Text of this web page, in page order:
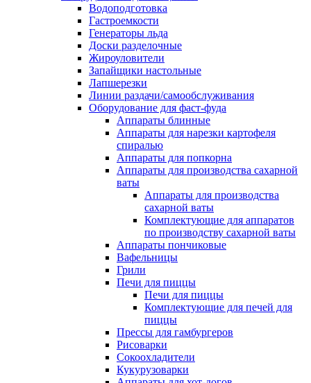
Водоподготовка
Гастроемкости
Генераторы льда
Доски разделочные
Жироуловители
Запайщики настольные
Лапшерезки
Линии раздачи/самообслуживания
Оборудование для фаст-фуда
Аппараты блинные
Аппараты для нарезки картофеля
спиралью
Аппараты для попкорна
Аппараты для производства сахарной
ваты
Аппараты для производства
сахарной ваты
Комплектующие для аппаратов
по производству сахарной ваты
Аппараты пончиковые
Вафельницы
Грили
Печи для пиццы
Печи для пиццы
Комплектующие для печей для
пиццы
Прессы для гамбургеров
Рисоварки
Сокоохладители
Кукурузоварки